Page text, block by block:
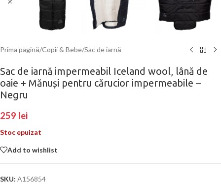
Prima pagină/Copii & Bebe/Sac de iarnă
Sac de iarnă impermeabil Iceland wool, lână de
oaie + Mănuși pentru cărucior impermeabile –
Negru
259 lei
Stoc epuizat
Add to wishlist
SKU: A156854